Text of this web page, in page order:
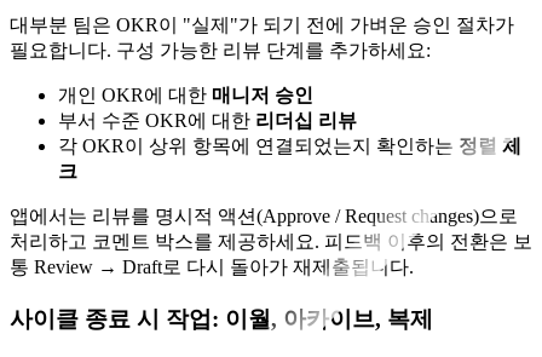
대부분 팀은 OKR이 "실제"가 되기 전에 가벼운 승인 절차가
필요합니다. 구성 가능한 리뷰 단계를 추가하세요:
개인 OKR에 대한 매니저 승인
부서 수준 OKR에 대한 리더십 리뷰
각 OKR이 상위 항목에 연결되었는지 확인하는 정렬 체
크
앱에서는 리뷰를 명시적 액션(Approve / Request changes)으로
처리하고 코멘트 박스를 제공하세요. 피드백 이후의 전환은 보
통 Review → Draft로 다시 돌아가 재제출됩니다.
사이클 종료 시 작업: 이월, 아카이브, 복제